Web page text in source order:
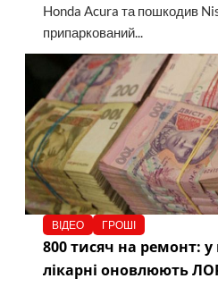
Honda Acura та пошкодив
припаркований...
ВІДЕО ГРОШІ
800 тисяч на ремонт:
лікарні оновлюють